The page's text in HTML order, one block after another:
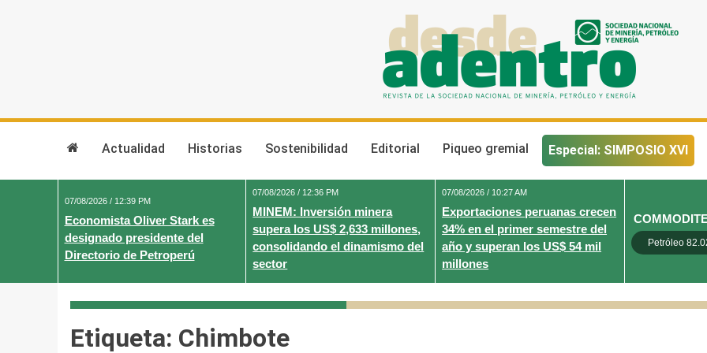
Actualidad Historias Sostenibilidad Editorial Piqueo gremial Especial: SIMPOSIO XVI
07/08/2026 / 12:39 PM
Economista Oliver Stark es
designado presidente del
Directorio de Petroperú
07/08/2026 / 12:36 PM
MINEM: Inversión minera
supera los US$ 2,633 millones,
consolidando el dinamismo del
sector
07/08/2026 / 10:27 AM
Exportaciones peruanas crecen
34% en el primer semestre del
año y superan los US$ 54 mil
millones
Petróleo
Etiqueta: Chimbote